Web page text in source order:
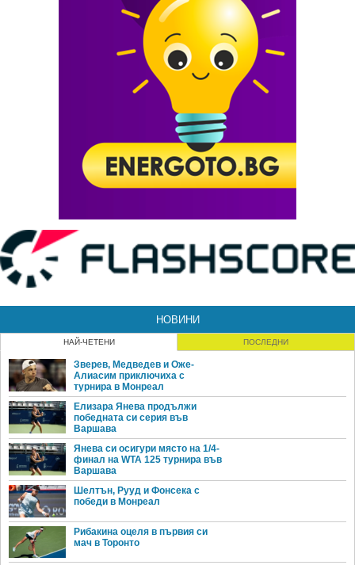
НОВИНИ
НАЙ-ЧЕТЕНИ ПОСЛЕДНИ
Зверев, Медведев и Оже-
Алиасим приключиха с
турнира в Монреал
Елизара Янева продължи
победната си серия във
Варшава
Янева си осигури място на 1/4-
финал на WTA 125 турнира във
Варшава
Шелтън, Рууд и Фонсека с
победи в Монреал
Рибакина оцеля в първия си
мач в Торонто